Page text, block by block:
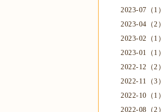
2023-07（1）
2023-04（2）
2023-02（1）
2023-01（1）
2022-12（2）
2022-11（3）
2022-10（1）
2022-08（2）